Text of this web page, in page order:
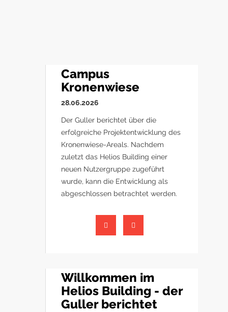
Campus
Kronenwiese
28.06.2026
Der Guller berichtet über die
erfolgreiche Projektentwicklung des
Kronenwiese-Areals. Nachdem
zuletzt das Helios Building einer
neuen Nutzergruppe zugeführt
wurde, kann die Entwicklung als
abgeschlossen betrachtet werden.
Willkommen im
Helios Building - der
Guller berichtet